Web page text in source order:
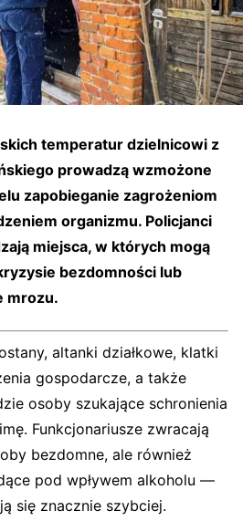
temperatur dzielnicowi z
prowadzą wzmożone
zapobieganie zagrożeniom
organizmu. Policjanci
miejsca, w których mogą
bezdomności lub
mrozu.
altanki działkowe, klatki
gospodarcze, a także
osoby szukające schronienia
Funkcjonariusze zwracają
bezdomne, ale również
pod wpływem alkoholu —
się znacznie szybciej.